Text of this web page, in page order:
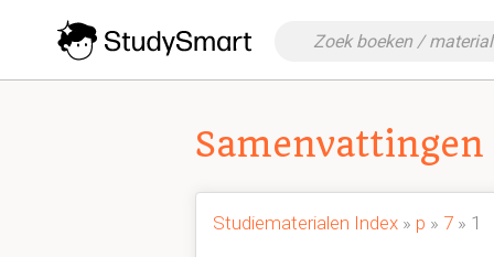
Studiematerialen Index » p » 7 » 1